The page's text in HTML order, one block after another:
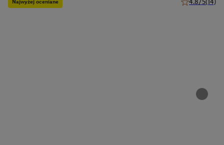
Najwyżej oceniane 4.8/5(14)